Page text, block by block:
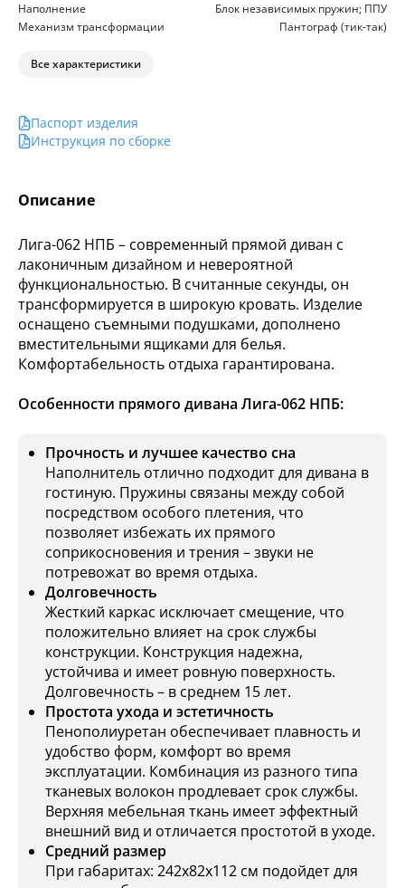
Описание
Лига-062 НПБ – современный прямой диван с
лаконичным дизайном и невероятной
функциональностью. В считанные секунды, он
трансформируется в широкую кровать. Изделие
оснащено съемными подушками, дополнено
вместительными ящиками для белья.
Комфортабельность отдыха гарантирована.
Особенности прямого дивана Лига-062 НПБ:
Прочность и лучшее качество сна
Наполнитель отлично подходит для дивана в
гостиную. Пружины связаны между собой
посредством особого плетения, что
позволяет избежать их прямого
соприкосновения и трения – звуки не
потревожат во время отдыха.
Долговечность
Жесткий каркас исключает смещение, что
положительно влияет на срок службы
конструкции. Конструкция надежна,
устойчива и имеет ровную поверхность.
Долговечность – в среднем 15 лет.
Простота ухода и эстетичность
Пенополиуретан обеспечивает плавность и
удобство форм, комфорт во время
эксплуатации. Комбинация из разного типа
тканевых волокон продлевает срок службы.
Верхняя мебельная ткань имеет эффектный
внешний вид и отличается простотой в уходе.
Средний размер
При габаритах: 242x82x112 см подойдет для
Наполнение
Блок независимых пружин; ППУ
Механизм трансформации
Пантограф (тик-так)
Все характеристики
Паспорт изделия
Инструкция по сборке